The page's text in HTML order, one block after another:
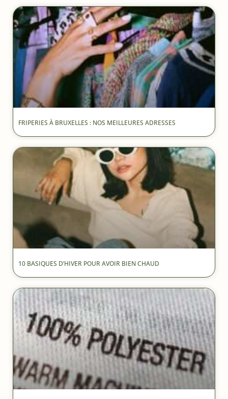
FRIPERIES À BRUXELLES : NOS MEILLEURES ADRESSES
10 BASIQUES D’HIVER POUR AVOIR BIEN CHAUD